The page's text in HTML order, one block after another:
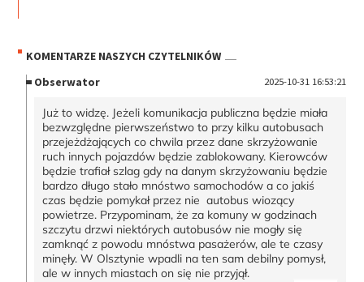
KOMENTARZE NASZYCH CZYTELNIKÓW
Obserwator
2025-10-31 16:53:21
Już to widzę. Jeżeli komunikacja publiczna będzie miała
bezwzględne pierwszeństwo to przy kilku autobusach
przejeżdżających co chwila przez dane skrzyżowanie
ruch innych pojazdów będzie zablokowany. Kierowców
będzie trafiał szlag gdy na danym skrzyżowaniu będzie
bardzo długo stało mnóstwo samochodów a co jakiś
czas będzie pomykał przez nie autobus wiozący
powietrze. Przypominam, że za komuny w godzinach
szczytu drzwi niektórych autobusów nie mogły się
zamknąć z powodu mnóstwa pasażerów, ale te czasy
minęły. W Olsztynie wpadli na ten sam debilny pomysł,
ale w innych miastach on się nie przyjął.